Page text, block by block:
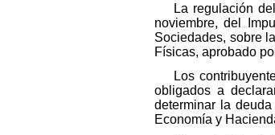
La regulación
noviembre, del
Sociedades, sobre
Físicas, aprobado
Los
obligados a
determinar la
Economía y